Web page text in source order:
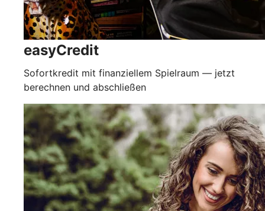
easyCredit
Sofortkredit mit finanziellem Spielraum — jetzt
berechnen und abschließen